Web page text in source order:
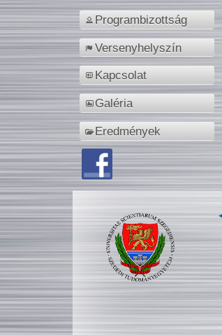
Programbizottság
Versenyhelyszín
Kapcsolat
Galéria
Eredmények